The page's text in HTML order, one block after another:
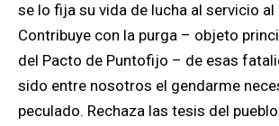
se lo fija su vida de lucha al servicio al
Contribuye con la purga – objeto
del Pacto de Puntofijo – de esas
sido entre nosotros el gendarme
peculado. Rechaza las tesis del